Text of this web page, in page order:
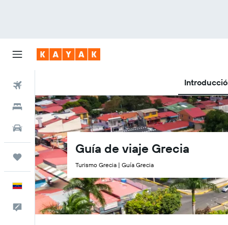
Hoteles
Autos
Trips
Español
Comentarios
Guía de viaje Grecia
Turismo Grecia | Guía Grecia